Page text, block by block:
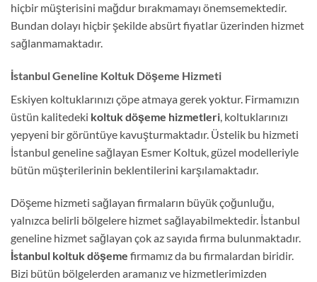
hiçbir müşterisini mağdur bırakmamayı önemsemektedir.
Bundan dolayı hiçbir şekilde absürt fiyatlar üzerinden hizmet
sağlanmamaktadır.
İstanbul Geneline Koltuk Döşeme Hizmeti
Eskiyen koltuklarınızı çöpe atmaya gerek yoktur. Firmamızın
üstün kalitedeki koltuk döşeme hizmetleri, koltuklarınızı
yepyeni bir görüntüye kavuşturmaktadır. Üstelik bu hizmeti
İstanbul geneline sağlayan Esmer Koltuk, güzel modelleriyle
bütün müşterilerinin beklentilerini karşılamaktadır.
Döşeme hizmeti sağlayan firmaların büyük çoğunluğu,
yalnızca belirli bölgelere hizmet sağlayabilmektedir. İstanbul
geneline hizmet sağlayan çok az sayıda firma bulunmaktadır.
İstanbul koltuk döşeme firmamız da bu firmalardan biridir.
Bizi bütün bölgelerden aramanız ve hizmetlerimizden